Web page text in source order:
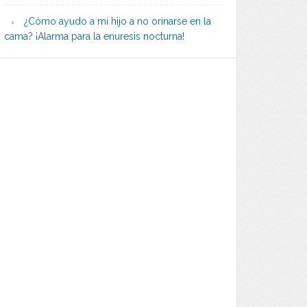
¿Cómo ayudo a mi hijo a no orinarse en la
cama? ¡Alarma para la enuresis nocturna!